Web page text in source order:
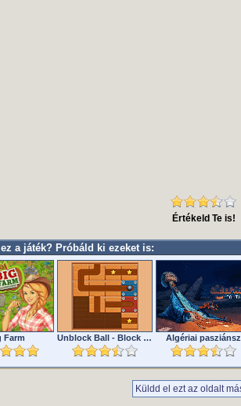
Értékeld Te is!
a játék? Próbáld ki ezeket is:
Farm Unblock Ball - Block Puzzle Algériai pasziánsz
Küldd el ezt az oldalt